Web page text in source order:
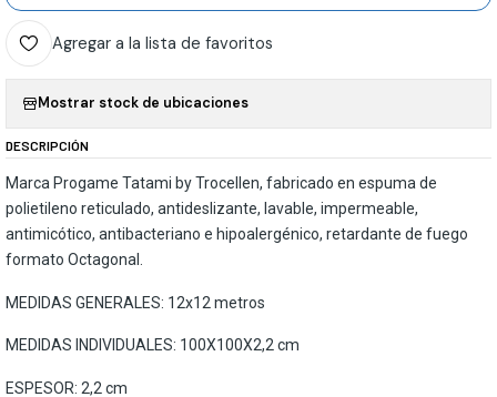
Agregar a la lista de favoritos
Mostrar stock de ubicaciones
DESCRIPCIÓN
Marca Progame Tatami by Trocellen, fabricado en espuma de
polietileno reticulado, antideslizante, lavable, impermeable,
antimicótico, antibacteriano e hipoalergénico, retardante de fuego
formato Octagonal.
MEDIDAS GENERALES: 12x12 metros
MEDIDAS INDIVIDUALES: 100X100X2,2 cm
ESPESOR: 2,2 cm